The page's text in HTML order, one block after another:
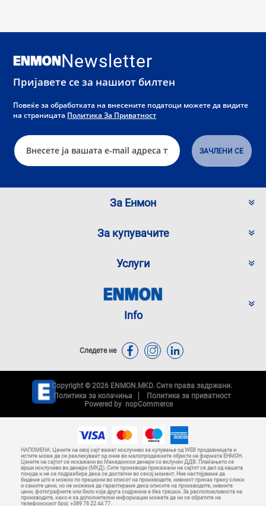
Newsletter
Пријавете се за нашиот билтен
Повеќе за обработката на внесените податоци можете да видите
на страницата Политика За Приватност
За Енмон
За купувачите
Услуги
Info
Следете не
Copyright © 2026 ENMON.MKD. Сите права задржани.
Политика за колачиња
Политика за приватност
Powered by nopCommerce
НАПОМЕНА: Цените на овој сајт важат исклучиво за купување од WEB продавницата и
истите може да се разликуваат од оние во малопродажните објекти на фирмата ЕНМОН.
Цените на сајтот се искажани во Македонски денари со вклучен ДДВ. Плаќањето се
врши исклучиво во денари (МКД). Сите производи прикажани на сајтот се дел од нашата
понуда и не се подразбира дека се достапни во секој момент. Ние настојуваме да
бидеме што е можно по прецизни во описот на производите, нивниот приказ преку слики
и самите цени, но не можеме да гарантираме дека описите на производите, нивните
цени, фотографиите или било која друга содржина е без грешки. За расположливоста на
производите, како и за дополнителни информации можете да ни се обратите на
телефонскиот број: +389 76 22 44 77.